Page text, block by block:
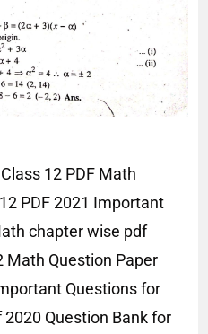
12 PDF Math
PDF 2021 Important
chapter wise pdf
Math Question Paper
Questions for
Question Bank for